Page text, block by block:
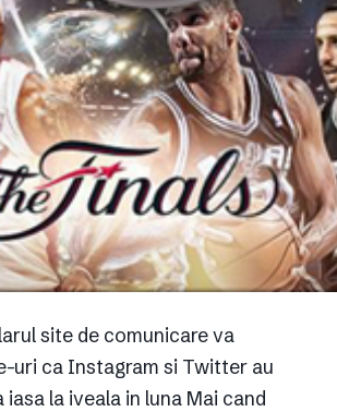
site de comunicare va
uri ca Instagram si Twitter au
la iveala in luna Mai cand